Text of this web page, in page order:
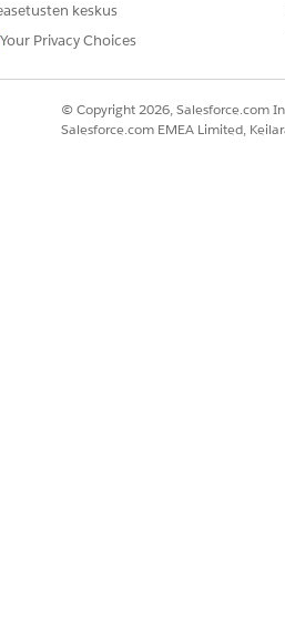
keskus
Your Privacy Choices
© Copyright 2026, Salesforce.com
Salesforce.com EMEA Limited,